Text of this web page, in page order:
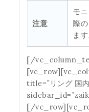
注意
モ
際
ます
[/
title=”リング 国
[/